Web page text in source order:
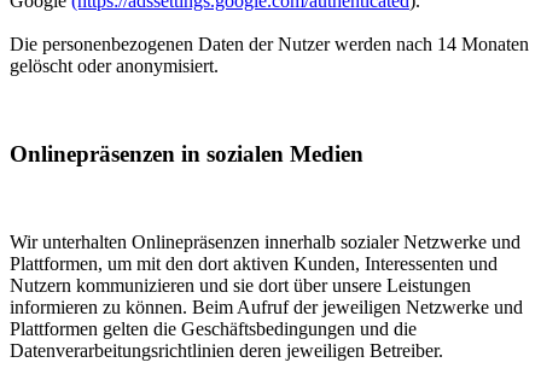
Die personenbezogenen Daten der Nutzer werden nach 14 Monaten
gelöscht oder anonymisiert.
Onlinepräsenzen in sozialen Medien
Wir unterhalten Onlinepräsenzen innerhalb sozialer Netzwerke und
Plattformen, um mit den dort aktiven Kunden, Interessenten und
Nutzern kommunizieren und sie dort über unsere Leistungen
informieren zu können. Beim Aufruf der jeweiligen Netzwerke und
Plattformen gelten die Geschäftsbedingungen und die
Datenverarbeitungsrichtlinien deren jeweiligen Betreiber.